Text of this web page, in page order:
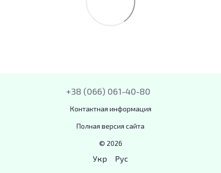
+38 (066) 061-40-80
Контактная информация
Полная версия сайта
© 2026
Укр Рус